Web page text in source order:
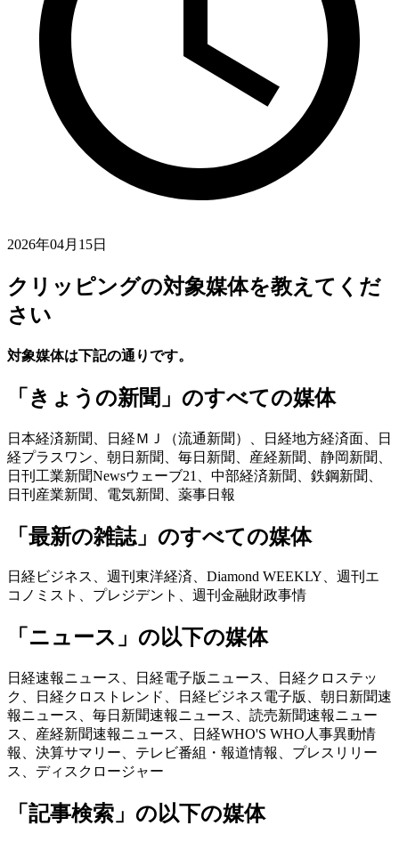
2026年04月15日
クリッピングの対象媒体を教えてくだ
さい
対象媒体は下記の通りです。
「きょうの新聞」 のすべての媒体
日本経済新聞、日経ＭＪ（流通新聞）、日経地方経済面、日
経プラスワン、朝日新聞、毎日新聞、産経新聞、静岡新聞、
日刊工業新聞Newsウェーブ21、中部経済新聞、鉄鋼新聞、
日刊産業新聞、電気新聞、薬事日報
「最新の雑誌」 のすべての媒体
日経ビジネス、週刊東洋経済、Diamond WEEKLY、週刊エ
コノミスト、プレジデント、週刊金融財政事情
「ニュース」の以下の媒体
日経速報ニュース、日経電子版ニュース、日経クロステッ
ク、日経クロストレンド、日経ビジネス電子版、朝日新聞速
報ニュース、毎日新聞速報ニュース、読売新聞速報ニュー
ス、産経新聞速報ニュース、日経WHO'S WHO人事異動情
報、決算サマリー、テレビ番組・報道情報、プレスリリー
ス、ディスクロージャー
「記事検索」 の以下の媒体